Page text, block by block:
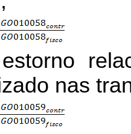
nas